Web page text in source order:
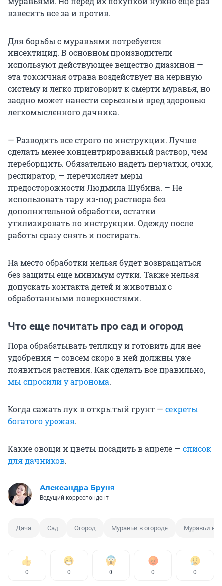
взвесить все за и против.
Для борьбы с муравьями потребуется
инсектицид. В основном производители
используют действующее вещество диазинон —
эта токсичная отрава воздействует на нервную
систему и легко приговорит к смерти муравья, но
заодно может нанести серьезный вред здоровью
легкомысленного дачника.
— Разводить все строго по инструкции. Лучше
сделать менее концентрированный раствор, чем
переборщить. Обязательно надеть перчатки, очки,
респиратор, — перечисляет меры
предосторожности Людмила Шубина. — Не
использовать тару из-под раствора без
дополнительной обработки, остатки
утилизировать по инструкции. Одежду после
работы сразу снять и постирать.
На место обработки нельзя будет возвращаться
без защиты еще минимум сутки. Также нельзя
допускать контакта детей и животных с
обработанными поверхностями.
Что еще почитать про сад и огород
Пора обрабатывать теплицу и готовить для нее
удобрения — совсем скоро в ней должны уже
появиться растения. Как сделать все правильно,
мы спросили у агронома.
Когда сажать лук в открытый грунт — секреты
богатого урожая.
Какие овощи и цветы посадить в апреле — список
для дачников.
Александра Бруня
Ведущий корреспондент
Дача Сад Огород Муравьи в огороде Муравьи в
0 0 0 0 0